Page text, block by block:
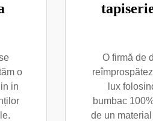
o
in
O firmă de
lux
bumbac
de un